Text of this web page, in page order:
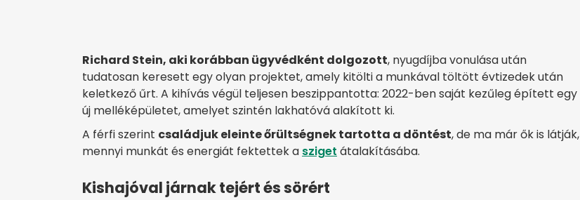
Richard Stein, aki korábban ügyvédként dolgozott, nyugdíjba vonulása után
tudatosan keresett egy olyan projektet, amely kitölti a munkával töltött évtizedek után
keletkező űrt. A kihívás végül teljesen beszippantotta: 2022-ben saját kezűleg épített egy
új melléképületet, amelyet szintén lakhatóvá alakított ki.
A férfi szerint családjuk eleinte őrültségnek tartotta a döntést, de ma már ők is látják,
mennyi munkát és energiát fektettek a sziget átalakításába.
Kishajóval járnak tejért és sörért